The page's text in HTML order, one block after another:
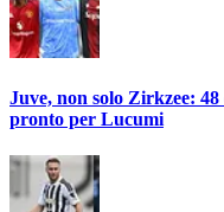
Juve, non solo Zirkzee:
pronto per Lucumi